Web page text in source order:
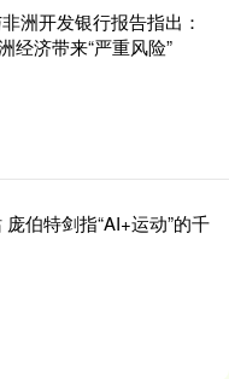
洲开发银行报告指出：
经济带来“严重风险”
伯特剑指“AI+运动”的千